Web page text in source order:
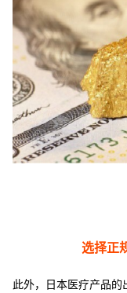
选择正
此外，日本医疗产品